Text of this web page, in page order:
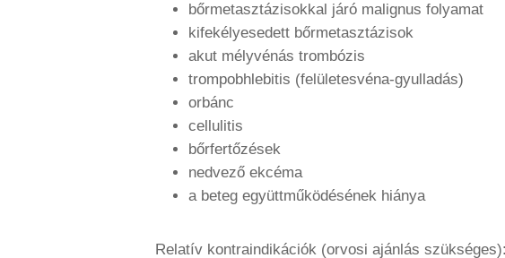
bőrmetasztázisokkal járó malignus folyamat
kifekélyesedett bőrmetasztázisok
akut mélyvénás trombózis
trompobhlebitis (felületesvéna-gyulladás)
orbánc
cellulitis
bőrfertőzések
nedvező ekcéma
a beteg együttműködésének hiánya
Relatív kontraindikációk (orvosi ajánlás szükséges):